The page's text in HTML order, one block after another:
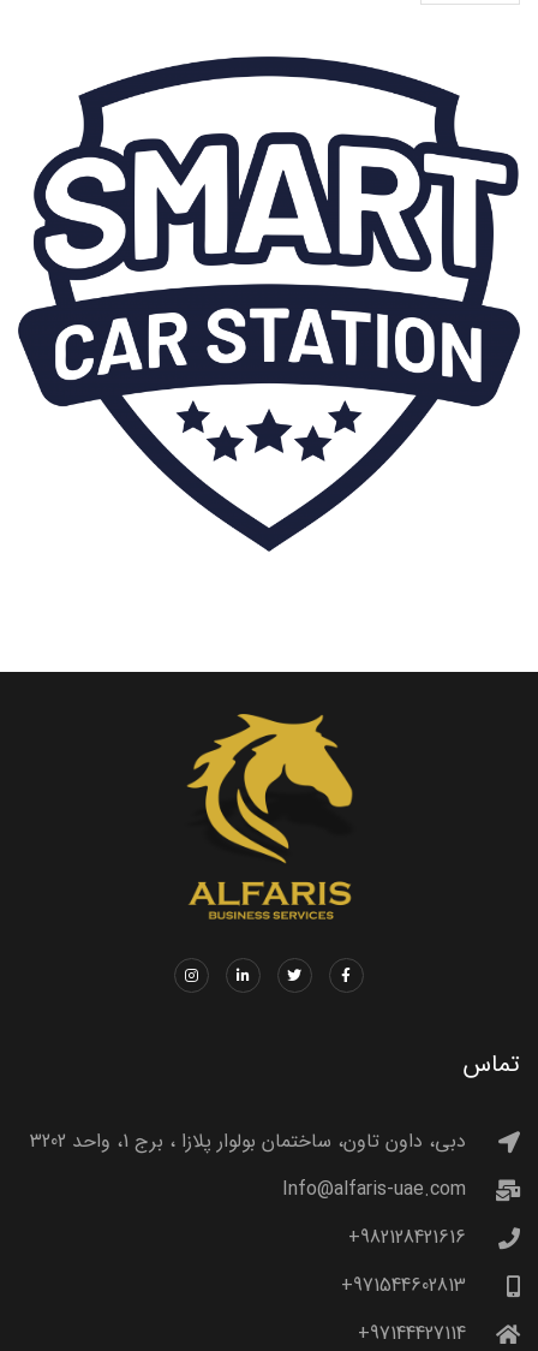
تماس
دبی، داون تاون، ساختمان بولوار پلازا ، برج 1، واحد 3202
Info@alfaris-uae.com
982128421616+
971544602813+
97144427114+